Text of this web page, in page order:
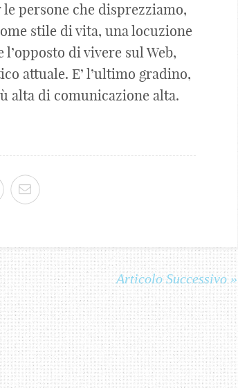
persone che disprezziamo,
stile di vita, una locuzione
di vivere sul Web,
attuale. E’ l’ultimo gradino,
alta di comunicazione alta.
Articolo Successivo »